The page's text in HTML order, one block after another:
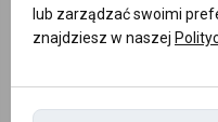
lub zarządzać swoimi
znajdziesz w naszej